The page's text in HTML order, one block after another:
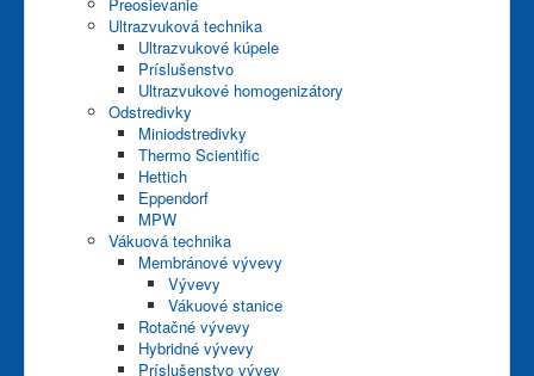
Ultrazvuková technika
Ultrazvukové kúpele
Príslušenstvo
Ultrazvukové homogenizátory
Odstredivky
Miniodstredivky
Thermo Scientific
Hettich
Eppendorf
MPW
Vákuová technika
Membránové vývevy
Vývevy
Vákuové stanice
Rotačné vývevy
Hybridné vývevy
Príslušenstvo vývev